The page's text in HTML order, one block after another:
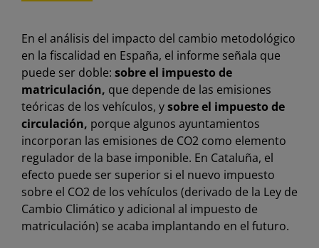
En el análisis del impacto del cambio metodológico
en la fiscalidad en España, el informe señala que
puede ser doble: sobre el impuesto de
matriculación, que depende de las emisiones
teóricas de los vehículos, ysobre el impuesto de
circulación, porque algunos ayuntamientos
incorporan las emisiones de CO2 como elemento
regulador de la base imponible. En Cataluña, el
efecto puede ser superior si el nuevo impuesto
sobre el CO2 de los vehículos (derivado de la Ley de
Cambio Climático y adicional al impuesto de
matriculación) se acaba implantando en el futuro.